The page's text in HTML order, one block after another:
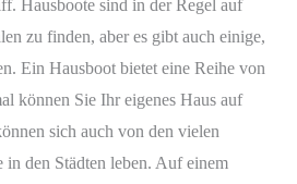
Hausboote sind in der Regel auf
zu finden, aber es gibt auch einige,
Ein Hausboot bietet eine Reihe von
können Sie Ihr eigenes Haus auf
sich auch von den vielen
in den Städten leben. Auf einem